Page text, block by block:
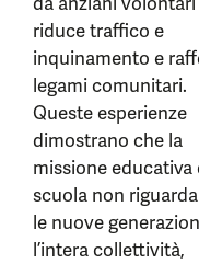
riduce traffico e
inquinamento e
legami comunitari.
Queste esperienze
dimostrano che la
missione educativa
scuola non
le nuove
l’intera collettività,